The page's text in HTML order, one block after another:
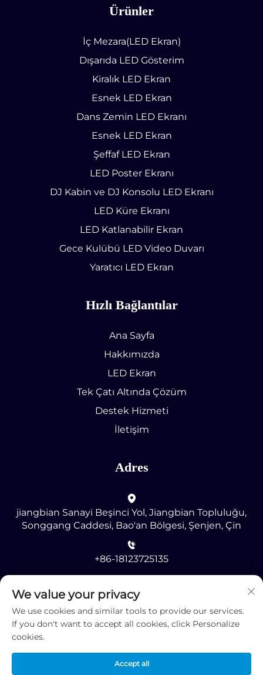
Ürünler
İç Mezara(LED Ekran)
Dışarıda LED Gösterim
Kiralık LED Ekran
Esnek LED Ekran
Dans Zemin LED Ekranı
Esnek LED Ekran
Şeffaf LED Ekran
LED Poster Ekranı
DJ Kabin ve DJ Konsolu LED Ekranı
LED Küre Ekranı
LED Katlanabilir Ekran
Gece Kulübü LED Video Duvarı
Yaratıcı LED Ekran
Hızlı Bağlantılar
Ana Sayfa
Hakkımızda
LED Ekran
Tek Çatı Altında Çözüm
Destek Hizmeti
İletişim
Adres
jiangbian Sanayi Beşinci Yol, Jiangbian Topluluğu,
Songgang Caddesi, Bao'an Bölgesi, Şenjen, Çin
+86-18123725135
[email protected]
Telif Hakkı © 2025 Shenzhen RMG Optoelektronik Co.,
We value your privacy
We use cookies and similar tools to provide our services.
If you don't want to accept all cookies, click Personalize
cookies.
Accept all